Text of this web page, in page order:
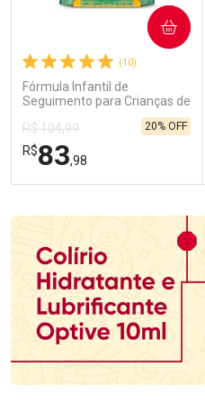
(10)
Fórmula Infantil de
Seguimento para Crianças de
Primeira Infância Nestonutri
2 Unidades de 800g cada
R$ 104,99
R$83,98
20% OFF
COMPRAR